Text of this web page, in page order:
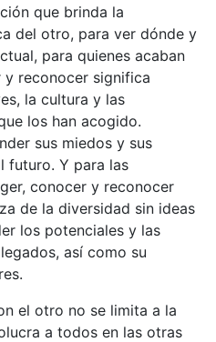
que brinda la
del otro, para ver dónde y
para quienes acaban
y reconocer significa
la cultura y las
los han acogido.
sus miedos y sus
futuro. Y para las
conocer y reconocer
de la diversidad sin ideas
los potenciales y las
así como su
el otro no se limita a la
a todos en las otras